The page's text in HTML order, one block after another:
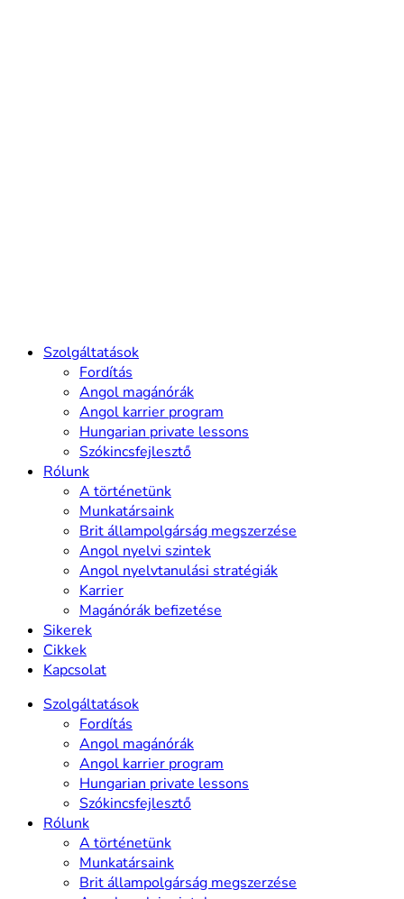
Szolgáltatások
Fordítás
Angol magánórák
Angol karrier program
Hungarian private lessons
Szókincsfejlesztő
Rólunk
A történetünk
Munkatársaink
Brit állampolgárság megszerzése
Angol nyelvi szintek
Angol nyelvtanulási stratégiák
Karrier
Magánórák befizetése
Sikerek
Cikkek
Kapcsolat
Szolgáltatások
Fordítás
Angol magánórák
Angol karrier program
Hungarian private lessons
Szókincsfejlesztő
Rólunk
A történetünk
Munkatársaink
Brit állampolgárság megszerzése